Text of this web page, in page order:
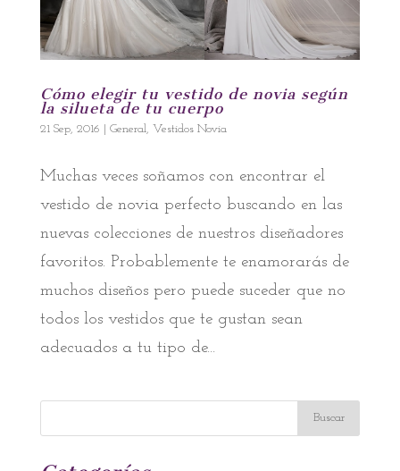
Cómo elegir tu vestido de novia según
la silueta de tu cuerpo
21 Sep, 2016 | General, Vestidos Novia
Muchas veces soñamos con encontrar el
vestido de novia perfecto buscando en las
nuevas colecciones de nuestros diseñadores
favoritos. Probablemente te enamorarás de
muchos diseños pero puede suceder que no
todos los vestidos que te gustan sean
adecuados a tu tipo de...